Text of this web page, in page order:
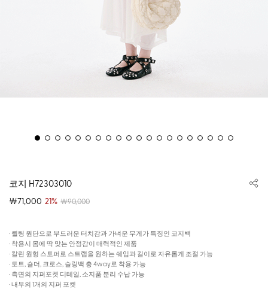
코지 H72303010
￦71,000 21% ￦90,000
· 퀼팅 원단으로 부드러운 터치감과 가벼운 무게가 특징인 코지백
· 착용시 몸에 딱 맞는 안정감이 매력적인 제품
· 칼린 원형 스토퍼로 스트랩을 원하는 쉐입과 길이로 자유롭게 조절 가능
· 토트, 숄더, 크로스, 슬링백 총 4way로 착용 가능
· 측면의 지퍼포켓 디테일, 소지품 분리 수납 가능
· 내부의 1개의 지퍼 포켓